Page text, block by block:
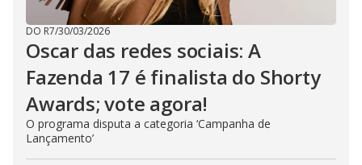
DO R7/30/03/2026
Oscar das redes sociais: A
Fazenda 17 é finalista do Shorty
Awards; vote agora!
O programa disputa a categoria ‘Campanha de
Lançamento’